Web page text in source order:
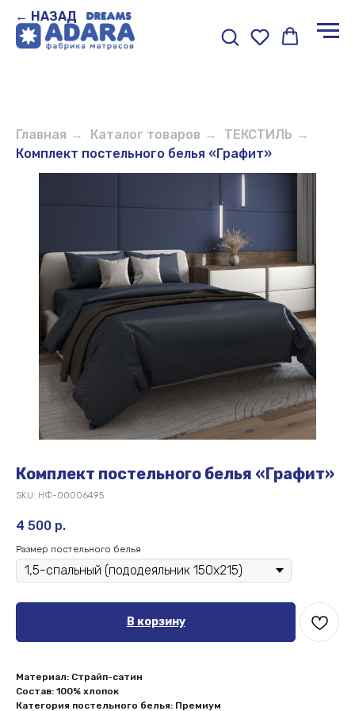
← НАЗАД
Главная → Каталог товаров → ТЕКСТИЛЬ →
Комплект постельного белья «Графит»
Комплект постельного белья «Графит»
SKU: НФ-00006495
4 500 р.
Размер постельного белья
В корзину
Материал: Страйп-сатин
Состав: 100% хлопок
Категория постельного белья: Премиум